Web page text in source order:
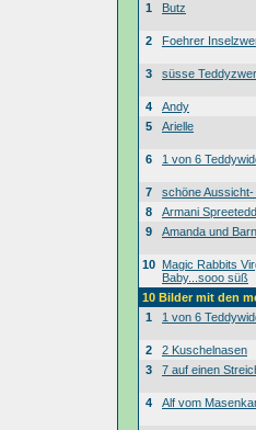
1
Butz
2 Foehrer
3 süsse
4
Andy
5
Arielle
6 1 von 6
7
schöne
8
Armani
9
Amanda und
10 Magic Rabbits
Baby...sooo süß
10 Bilder mit den
1
1 von 6
2
2 Kuschelnasen
3
7 auf einen
4 Alf vom